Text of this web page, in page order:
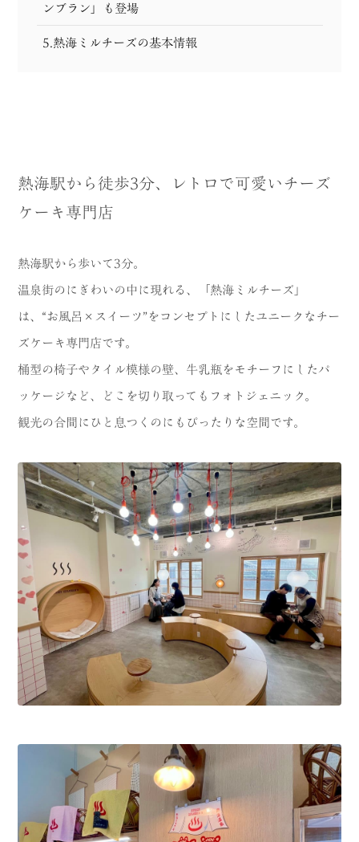
ンブラン」も登場
5.熱海ミルチーズの基本情報
熱海駅から徒歩3分、レトロで可愛いチーズ
ケーキ専門店
熱海駅から歩いて3分。
温泉街のにぎわいの中に現れる、「熱海ミルチーズ」
は、“お風呂×スイーツ”をコンセプトにしたユニークなチー
ズケーキ専門店です。
桶型の椅子やタイル模様の壁、牛乳瓶をモチーフにしたパ
ッケージなど、どこを切り取ってもフォトジェニック。
観光の合間にひと息つくのにもぴったりな空間です。